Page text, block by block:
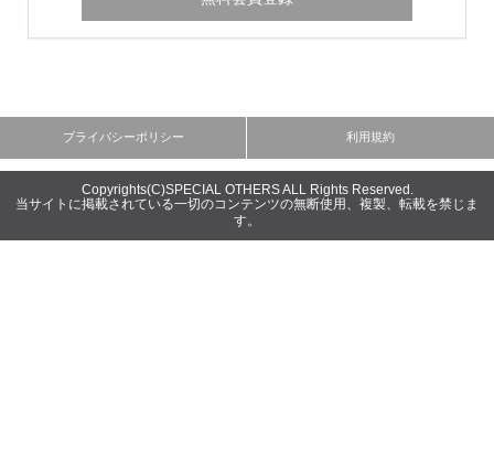
Copyrights(C)SPECIAL OTHERS ALL Rights Reserved.
当サイトに掲載されている一切のコンテンツの無断使用、複製、転載を禁じま
す。